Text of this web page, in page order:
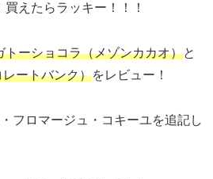
えたらラッキー！！！
トーショコラ（メゾンカカオ）と
ートバンク）をレビュー！
フロマージュ・コキーユを追記し